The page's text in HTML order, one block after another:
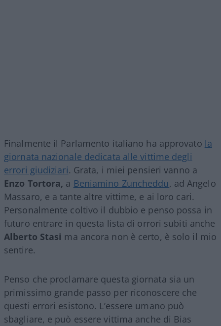
Finalmente il Parlamento italiano ha approvato la
giornata nazionale dedicata alle vittime degli
errori giudiziari. Grata, i miei pensieri vanno a
Enzo Tortora, a Beniamino Zuncheddu, ad Angelo
Massaro, e a tante altre vittime, e ai loro cari.
Personalmente coltivo il dubbio e penso possa in
futuro entrare in questa lista di orrori subiti anche
Alberto Stasi ma ancora non è certo, è solo il mio
sentire.
Penso che proclamare questa giornata sia un
primissimo grande passo per riconoscere che
questi errori esistono. L’essere umano può
sbagliare, e può essere vittima anche di Bias